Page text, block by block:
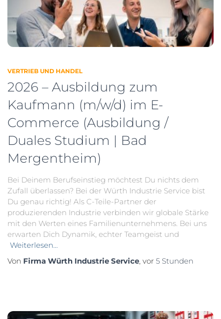
VERTRIEB UND HANDEL
2026 – Ausbildung zum
Kaufmann (m/w/d) im E-
Commerce (Ausbildung /
Duales Studium | Bad
Mergentheim)
Bei Deinem Berufseinstieg möchtest Du nichts dem
Zufall überlassen? Bei der Würth Industrie Service bist
Du genau richtig! Als C-Teile-Partner der
produzierenden Industrie verbinden wir globale Stärke
mit den Werten eines Familienunternehmens. Bei uns
erwarten Dich Dynamik, echter Teamgeist und
Weiterlesen…
Von Firma Würth Industrie Service, vor 5 Stunden